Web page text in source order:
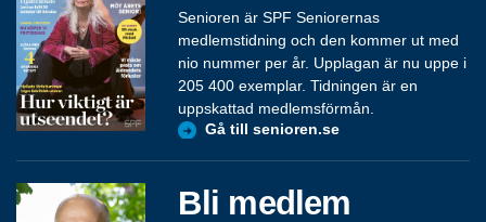
Senioren är SPF Seniorernas
medlemstidning och den kommer ut med
nio nummer per år. Upplagan är nu uppe i
205 400 exemplar. Tidningen är en
uppskattad medlemsförmån.
Gå till senioren.se
Bli medlem